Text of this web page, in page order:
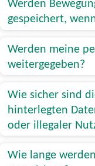
Werden
gespeichert,
Werden meine
weitergegeben?
Wie sicher sind
hinterlegten
oder illegaler
Wie lange